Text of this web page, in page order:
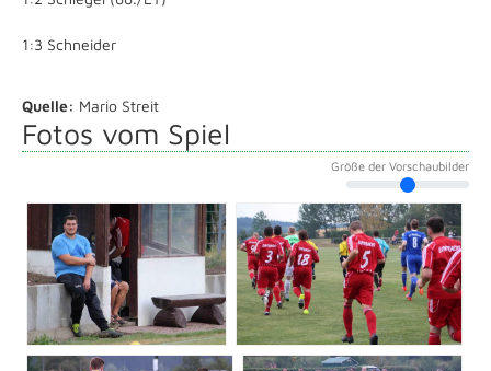
1:3 Schneider
Quelle: Mario Streit
Fotos vom Spiel
Größe der Vorschaubilder